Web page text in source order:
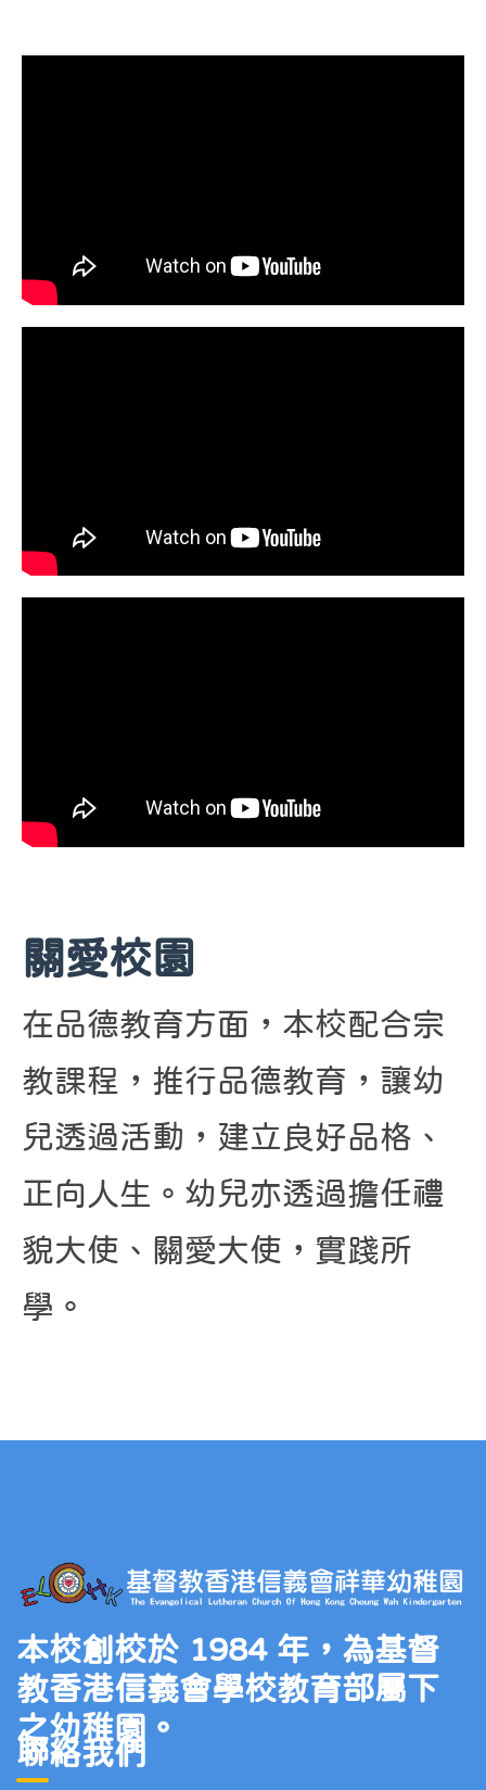
關愛校園
在品德教育方面，本校配合宗
教課程，推行品德教育，讓幼
兒透過活動，建立良好品格、
正向人生。幼兒亦透過擔任禮
貌大使、關愛大使，實踐所
學。
本校創校於 1984 年，為基督
教香港信義會學校教育部屬下
之幼稚園。
聯絡我們